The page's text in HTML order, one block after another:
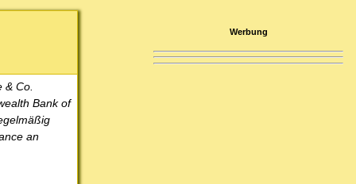
& Co.
Bank of
an
Werbung